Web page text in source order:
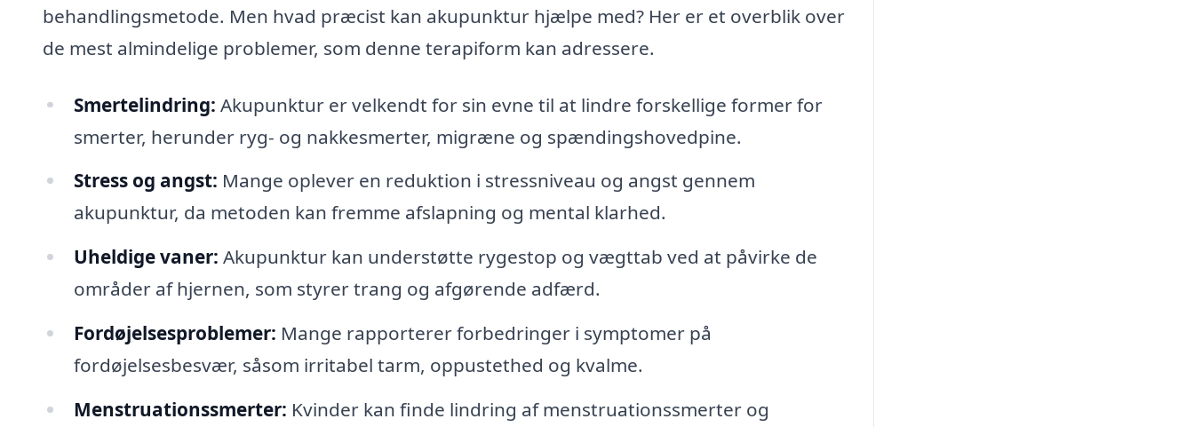
behandlingsmetode. Men hvad præcist kan akupunktur hjælpe med? Her er et overblik over
de mest almindelige problemer, som denne terapiform kan adressere.
Smertelindring: Akupunktur er velkendt for sin evne til at lindre forskellige former for
smerter, herunder ryg- og nakkesmerter, migræne og spændingshovedpine.
Stress og angst: Mange oplever en reduktion i stressniveau og angst gennem
akupunktur, da metoden kan fremme afslapning og mental klarhed.
Uheldige vaner: Akupunktur kan understøtte rygestop og vægttab ved at påvirke de
områder af hjernen, som styrer trang og afgørende adfærd.
Fordøjelsesproblemer: Mange rapporterer forbedringer i symptomer på
fordøjelsesbesvær, såsom irritabel tarm, oppustethed og kvalme.
Menstruationssmerter: Kvinder kan finde lindring af menstruationssmerter og